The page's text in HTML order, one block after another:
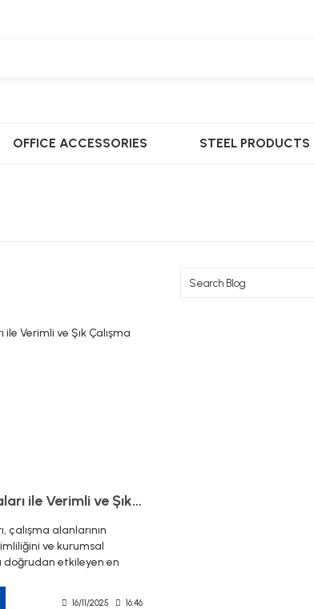
OFFICE ACCESSORIES STEEL PRODUCTS
Ofis Masaları ile Verimli ve Şık Çalışma Alanları
çalışma alanlarının
ve kurumsal
doğrudan etkileyen en
16/11/2025 16:46